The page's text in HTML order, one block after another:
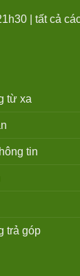
| tất cả
từ xa
tin
trả góp